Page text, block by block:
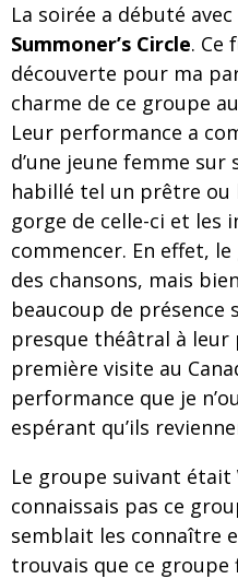
La soirée a débuté
Summoner’s Circle. Ce
découverte pour ma
charme de ce groupe
Leur performance a
d’une jeune femme sur
habillé tel un prêtre ou
gorge de celle-ci et les
commencer. En effet,
des chansons, mais
beaucoup de présence
presque théâtral à
première visite au
performance que je
espérant qu’ils
Le groupe suivant était
connaissais pas ce
semblait les connaître
trouvais que ce groupe